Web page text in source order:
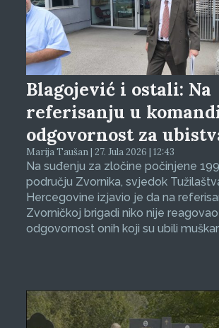
Blagojević i ostali: Na
referisanju u
odgovornost za
Marija Taušan | 27. Jula 2026 | 12:43
Na suđenju za zločine počinjene
području Zvornika, svjedok
Hercegovine izjavio je da na
Zvorničkoj brigadi niko nije
odgovornost onih koji su ubili